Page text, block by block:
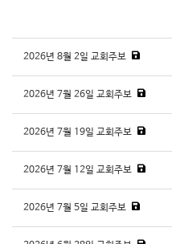
2026년 8월 2일 교회주보
2026년 7월 26일 교회주보
2026년 7월 19일 교회주보
2026년 7월 12일 교회주보
2026년 7월 5일 교회주보